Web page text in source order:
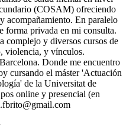
(COSAM) ofreciendo
acompañamiento. En paralelo
forma privada en mi consulta.
complejo y diversos cursos de
violencia, y vínculos.
Donde me encuentro
cursando el máster 'Actuación
de la Universitat de
online y presencial (en